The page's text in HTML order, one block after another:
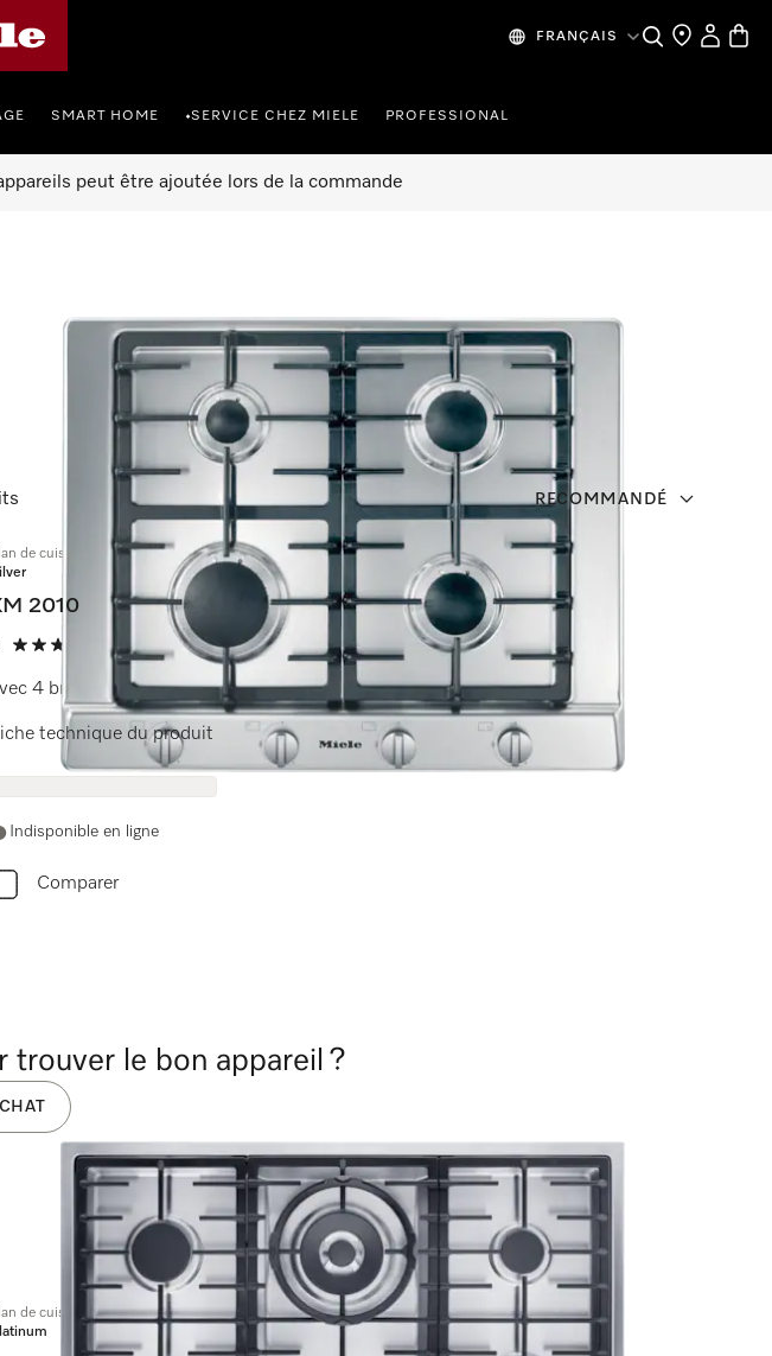
FRANÇAIS SearchFind a store
My
SMART HOME •SERVICE CHEZ MIELE PROFESSIONAL
peut être ajoutée lors de la commande
RECOMMANDÉ
de cuisson au gaz
2010
5 étoiles de 5
(2 avis)
4 brûleurs
technique du produit
Indisponible en ligne
Comparer
de cuisson au gaz
trouver le bon appareil ?